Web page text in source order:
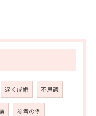
遅く成婚 不思議
参考の例